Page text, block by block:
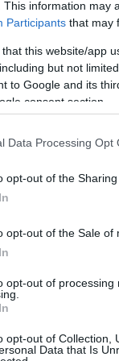
This information may
Participants that may
that this website/app
but not
to Google and its
consent section.
Data Processing Opt
opt-out of the
opt-out of the Sale of
opt-out of
opt-out of Collection,
Data that Is
jártak a
mint itthon,
olyan erőművet
hulladékégetője.